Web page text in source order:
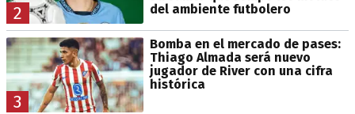
2
del ambiente futbolero
3
Bomba en el mercado de pases:
Thiago Almada será nuevo
jugador de River con una cifra
histórica